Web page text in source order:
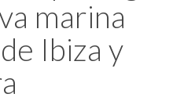
marina
Ibiza y